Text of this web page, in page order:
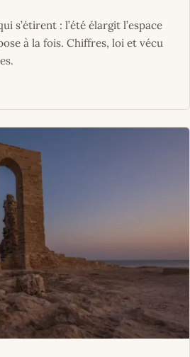
s’étirent : l’été élargit l’espace
à la fois. Chiffres, loi et vécu